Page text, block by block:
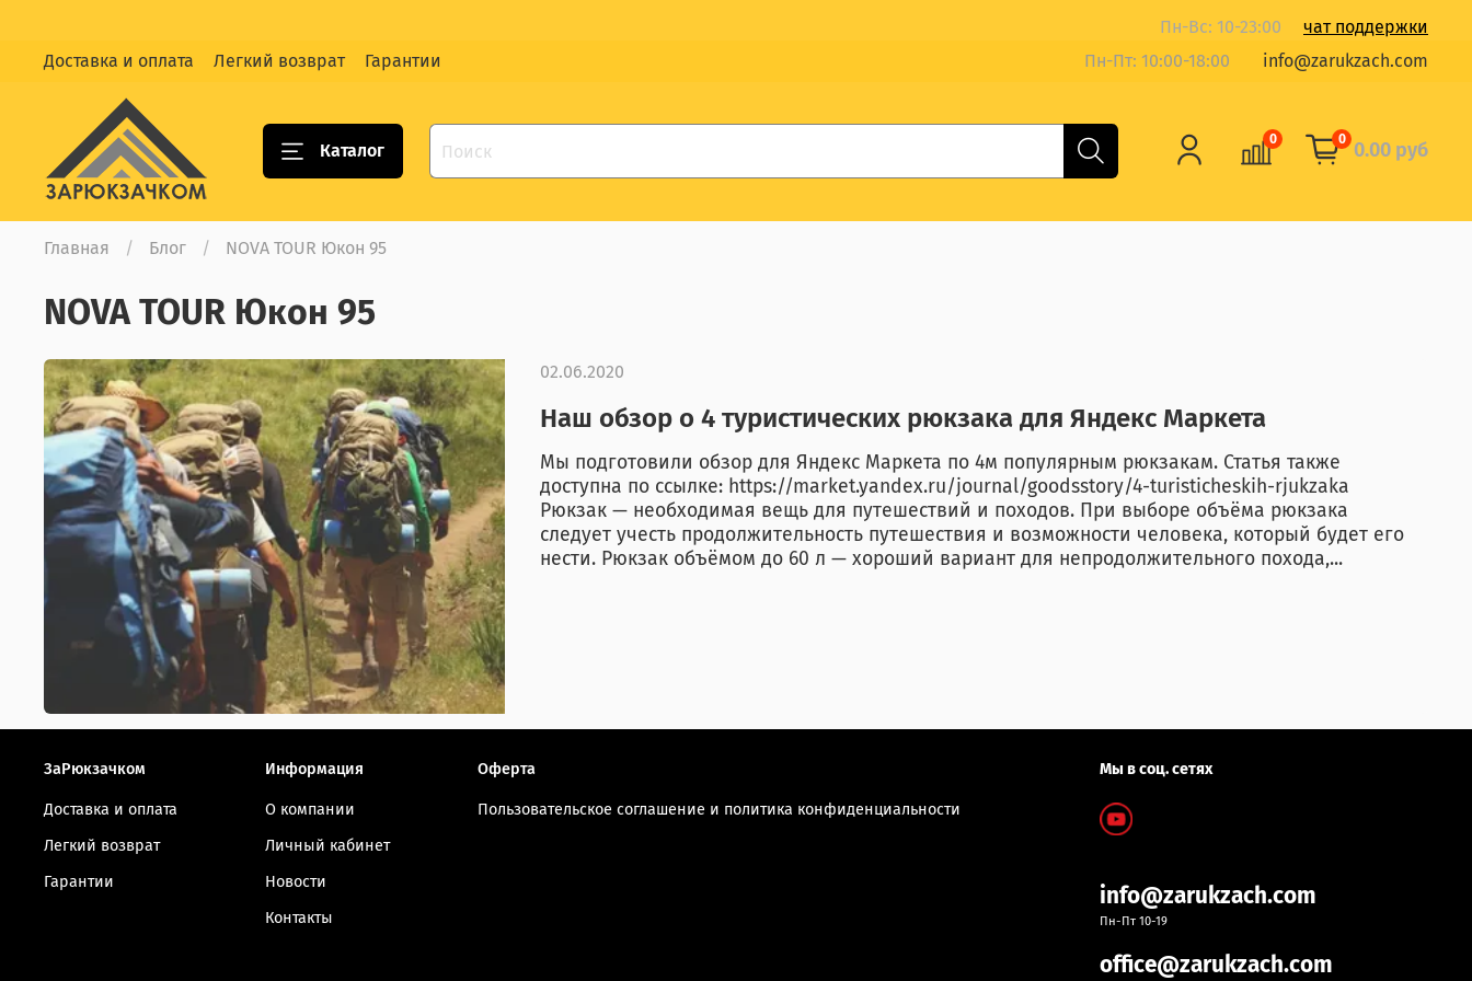
Пн-Вс: 10-23:00
чат поддержки
Доставка и оплата
Легкий возврат Гарантии Пн-Пт: 10:00-18:00 info@zarukzach.com
Каталог
0 0 0.00 руб
Главная Блог NOVA TOUR Юкон 95
NOVA TOUR Юкон 95
Наш обзор о 4 туристических рюкзака для Яндекс Маркета
Мы подготовили обзор для Яндекс Маркета по 4м популярным рюкзакам. Статья также
доступна по ссылке: https://market.yandex.ru/journal/goodsstory/4-turisticheskih-rjukzaka
Рюкзак — необходимая вещь для путешествий и походов. При выборе объёма рюкзака
следует учесть продолжительность путешествия и возможности человека, который будет его
нести. Рюкзак объёмом до 60 л — хороший вариант для непродолжительного похода,...
02.06.2020
ЗаРюкзачком
Доставка и оплата
Легкий возврат
Гарантии
Информация
О компании
Личный кабинет
Новости
Контакты
Оферта
Пользовательское соглашение и политика конфиденциальности
Мы в соц. сетях
info@zarukzach.com
Пн-Пт 10-19
office@zarukzach.com